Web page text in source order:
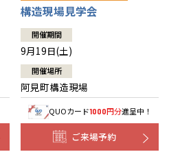
構造現場見学会
開催期間
9月19日(土)
開催場所
阿見町構造現場
QUOカード1000円分進呈中！
ご来場予約